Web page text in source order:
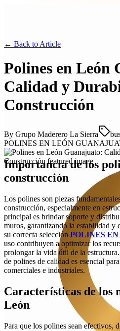
← Back to Article
Polines en León
Calidad y
Construcción
By Grupo Maderero La Sierra
POLINES EN LEÓN
Importancia de los
construcción
Los polines son piezas
construcción, especialmente en
principal es brindar soporte y
muros, garantizando la estabilidad y
su correcta selección POLINES
uso contribuyen a optimizar los
prolongar la vida útil de la
de polines de calidad es esencial
comerciales e industriales.
Características de los
León
Para que los polines sean efectivos,